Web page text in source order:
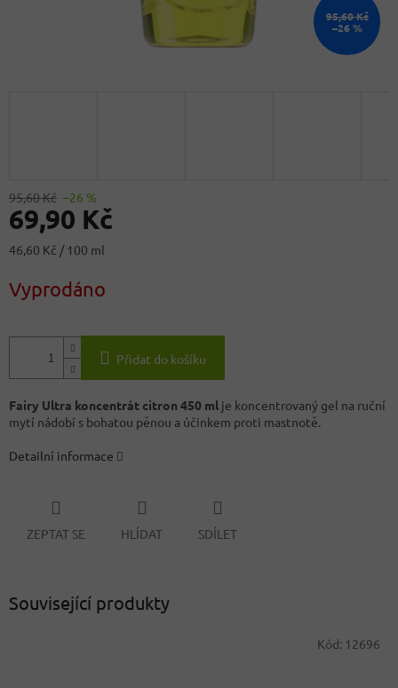
95,60 Kč
–26 %
95,60 Kč –26 %
69,90 Kč
Měrná
46,60 Kč / 100 ml
Vyprodáno
Přidat do košíku
Fairy Ultra koncentrát citron 450 ml je koncentrovaný gel na ruční
mytí nádobí s bohatou pěnou a účinkem proti mastnotě.
Detailní informace
ZEPTAT SE HLÍDAT SDÍLET
Související produkty
Kód: 12696